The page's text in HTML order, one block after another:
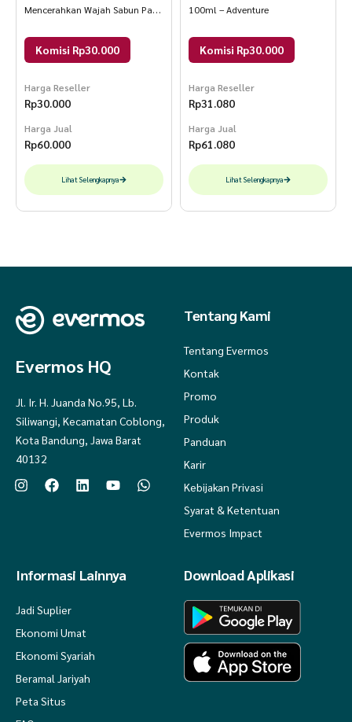
Mencerahkan Wajah Sabun Panu
Menyamarkan Stretch Mark
Sabun Bulus 60 gr
Komisi Rp30.000
Harga Reseller
Rp30.000
Harga Jual
Rp60.000
Lihat Selengkapnya
100ml – Adventure
Komisi Rp30.000
Harga Reseller
Rp31.080
Harga Jual
Rp61.080
Lihat Selengkapnya
Evermos HQ
Jl. Ir. H. Juanda No.95, Lb.
Siliwangi, Kecamatan Coblong,
Kota Bandung, Jawa Barat
40132
Tentang Kami
Tentang Evermos
Kontak
Promo
Produk
Panduan
Karir
Kebijakan Privasi
Syarat & Ketentuan
Evermos Impact
Informasi Lainnya
Jadi Suplier
Ekonomi Umat
Ekonomi Syariah
Beramal Jariyah
Peta Situs
Download Aplikasi